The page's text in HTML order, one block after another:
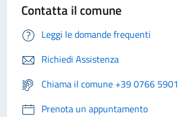
Contatta il comune
Leggi le domande frequenti
Richiedi Assistenza
Chiama il comune +39 0766 5901
Prenota un appuntamento